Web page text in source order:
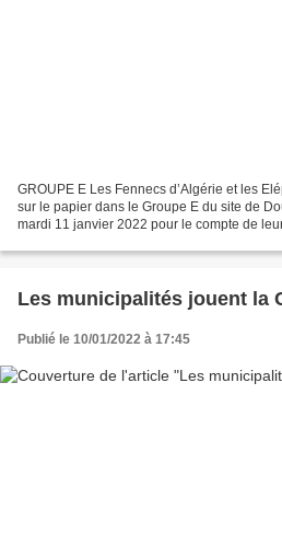
GROUPE E Les Fennecs d’Algérie et les
sur le papier dans le Groupe E du site de
mardi 11 janvier 2022 pour le compte de
Les municipalités jouent la
Publié le 10/01/2022 à 17:45